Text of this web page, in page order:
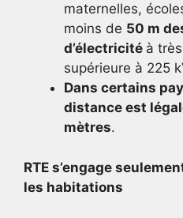
maternelles,
moins de 50 m
d’électricité à
supérieure à 225
Dans certains
distance est
mètres.
RTE s’engage
les habitations